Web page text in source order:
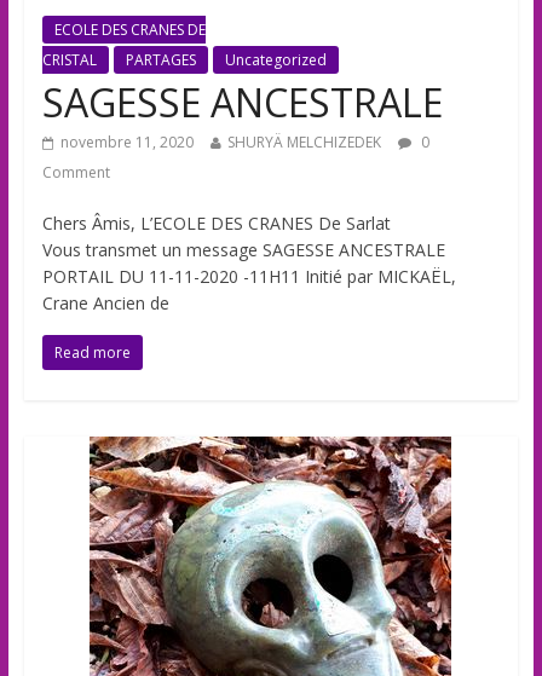
ECOLE DES CRANES DE
CRISTAL
PARTAGES Uncategorized
SAGESSE ANCESTRALE
novembre 11, 2020 SHURYÄ MELCHIZEDEK
0
Comment
Chers Âmis, L’ECOLE DES CRANES De Sarlat
Vous transmet un message SAGESSE ANCESTRALE
PORTAIL DU 11-11-2020 -11H11 Initié par MICKAËL,
Crane Ancien de
Read more